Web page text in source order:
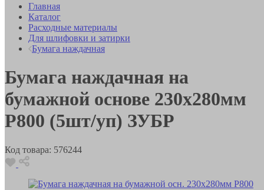
Главная
Каталог
Расходные материалы
Для шлифовки и затирки
Бумага наждачная
Бумага наждачная на
бумажной основе 230х280мм
Р800 (5шт/уп) ЗУБР
Код товара: 576244